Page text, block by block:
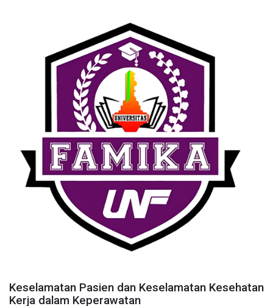
Keselamatan Pasien dan Keselamatan Kesehatan
Kerja dalam Keperawatan